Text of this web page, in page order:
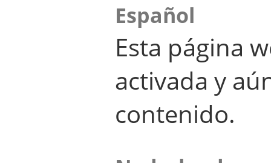
Español
Esta página
activada y
contenido.